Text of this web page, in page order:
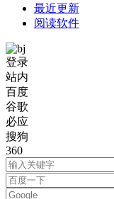
最近更新
阅读软件
登录
站内
百度
谷歌
必应
搜狗
360